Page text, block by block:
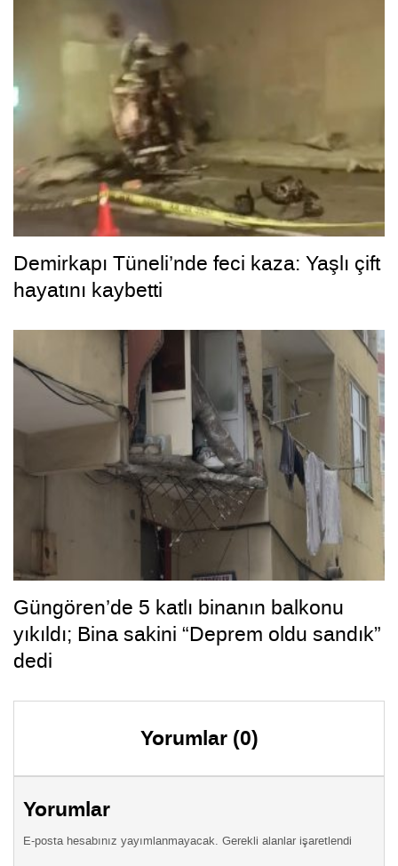
Demirkapı Tüneli’nde feci kaza: Yaşlı çift
hayatını kaybetti
Güngören’de 5 katlı binanın balkonu
yıkıldı; Bina sakini “Deprem oldu sandık”
dedi
Yorumlar (0)
Yorumlar
E-posta hesabınız yayımlanmayacak. Gerekli alanlar işaretlendi